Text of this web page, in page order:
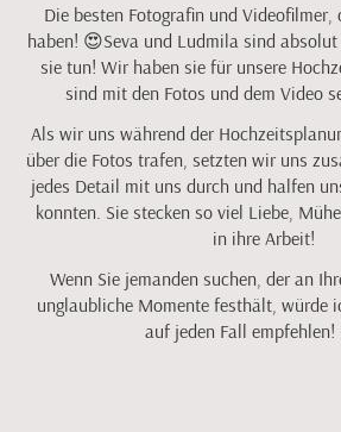
Die besten Fotografin und
haben! 😍Seva und Ludmila sind
sie tun! Wir haben sie für unsere
sind mit den Fotos und dem Video
Als wir uns während der
über die Fotos trafen, setzten wir uns
jedes Detail mit uns durch und halfen
konnten. Sie stecken so viel Liebe,
in ihre Arbeit!
Wenn Sie jemanden suchen, der an
unglaubliche Momente festhält, würde
auf jeden Fall